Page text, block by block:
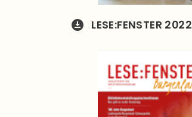
LESE:FENSTER 2022